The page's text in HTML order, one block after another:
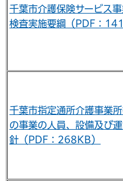
千葉市介護保険サービス
検査実施要綱（PDF：
千葉市指定通所介護事業
の事業の人員、設備及び
針（PDF：268KB）